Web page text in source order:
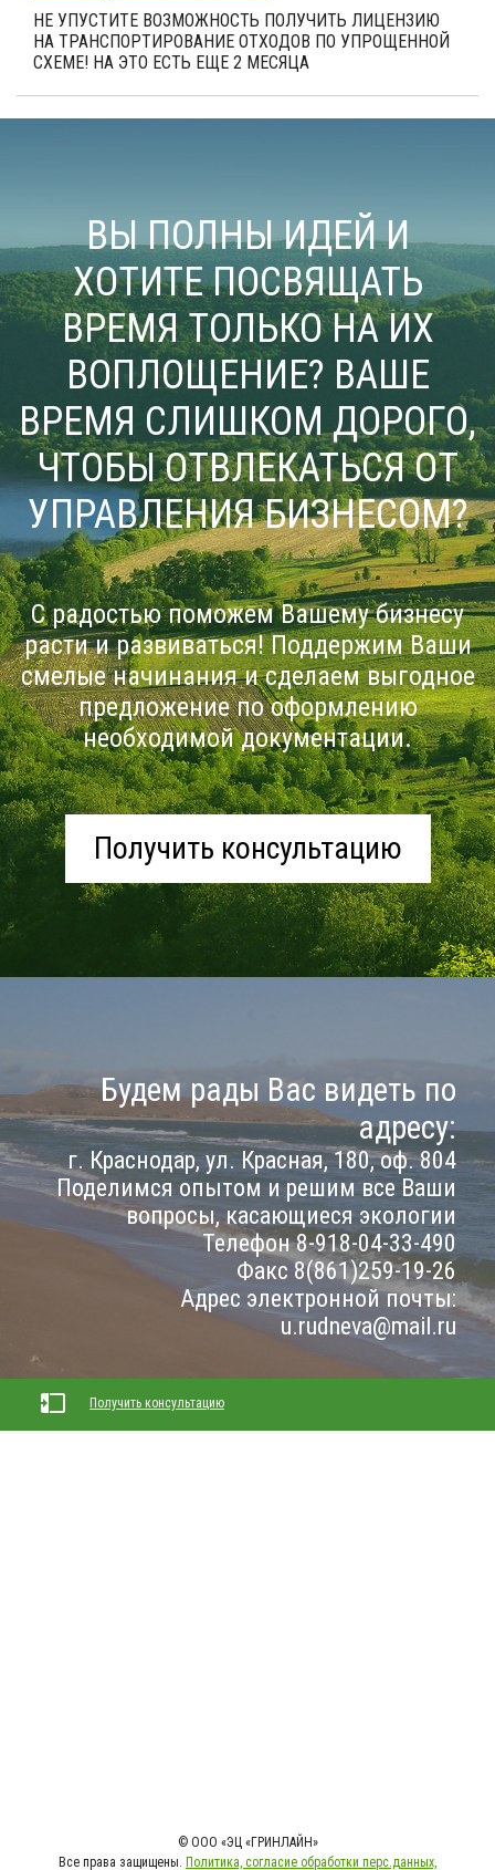
НЕ УПУСТИТЕ ВОЗМОЖНОСТЬ ПОЛУЧИТЬ ЛИЦЕНЗИЮ
НА ТРАНСПОРТИРОВАНИЕ ОТХОДОВ ПО УПРОЩЕННОЙ
СХЕМЕ! НА ЭТО ЕСТЬ ЕЩЕ 2 МЕСЯЦА
ВЫ ПОЛНЫ ИДЕЙ И
ХОТИТЕ ПОСВЯЩАТЬ
ВРЕМЯ ТОЛЬКО НА ИХ
ВОПЛОЩЕНИЕ? ВАШЕ
ВРЕМЯ СЛИШКОМ ДОРОГО,
ЧТОБЫ ОТВЛЕКАТЬСЯ ОТ
УПРАВЛЕНИЯ БИЗНЕСОМ?
С радостью поможем Вашему бизнесу
расти и развиваться! Поддержим Ваши
смелые начинания и сделаем выгодное
предложение по оформлению
необходимой документации.
Получить консультацию
Будем рады Вас видеть по
адресу:
г. Краснодар, ул. Красная, 180, оф. 804
Поделимся опытом и решим все Ваши
вопросы, касающиеся экологии
Телефон 8-918-04-33-490
Факс 8(861)259-19-26
Адрес электронной почты:
u.rudneva@mail.ru
Получить консультацию
© ООО «ЭЦ «ГРИНЛАЙН»
Все права защищены. Политика, согласие обработки перс.данных,